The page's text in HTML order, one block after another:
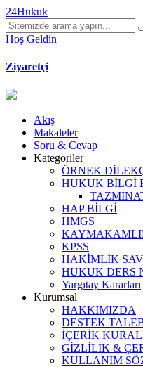
24Hukuk
Hoş Geldin
Ziyaretçi
Akış
Makaleler
Soru & Cevap
Kategoriler
ÖRNEK
HUKUK BİLGİ
HAP BİLGİ
HMGS
KPSS
HAKİMLİK
HUKUK DERS
Yargıtay Kararları
Kurumsal
HAKKIMIZDA
DESTEK
İÇERİK
GİZLİLİK &
KULLANIM